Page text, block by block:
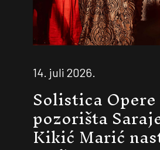
14. juli 2026.
Solistica
pozorišta
Kikić Marić